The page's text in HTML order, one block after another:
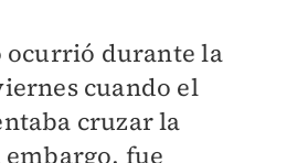
ocurrió durante la
cuando el
cruzar la
fue